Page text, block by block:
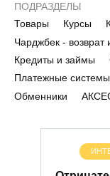
ПОДРАЗДЕЛЫ
Товары
Курсы
Чарджбек - возврат
Кредиты и займы
Платежные системы
Обменники